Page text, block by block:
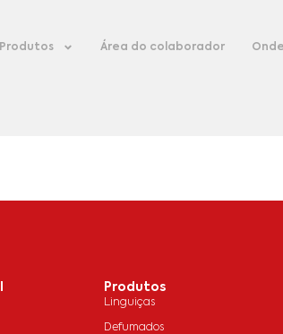
Produtos Área do colaborador
Produtos
Linguiças
Defumados